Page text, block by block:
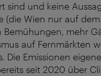
sind und keine
(die Wien nur auf
mehr
auf Fernmärkten
Emissionen
seit 2020 über